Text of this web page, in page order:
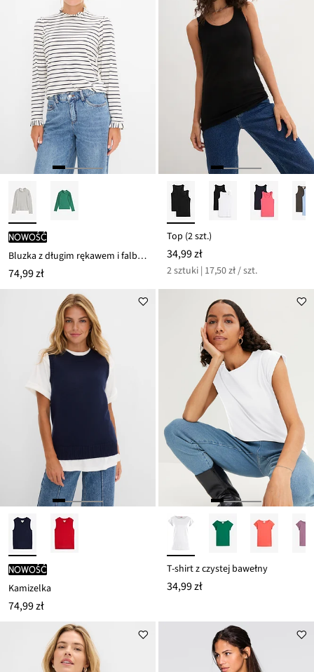
nowość
Bluzka z długim rękawem i falbankami
74,99 zł
Top (2 szt.)
34,99 zł
2 sztuki | 17,50 zł / szt.
nowość
Kamizelka
74,99 zł
T-shirt z czystej bawełny
34,99 zł